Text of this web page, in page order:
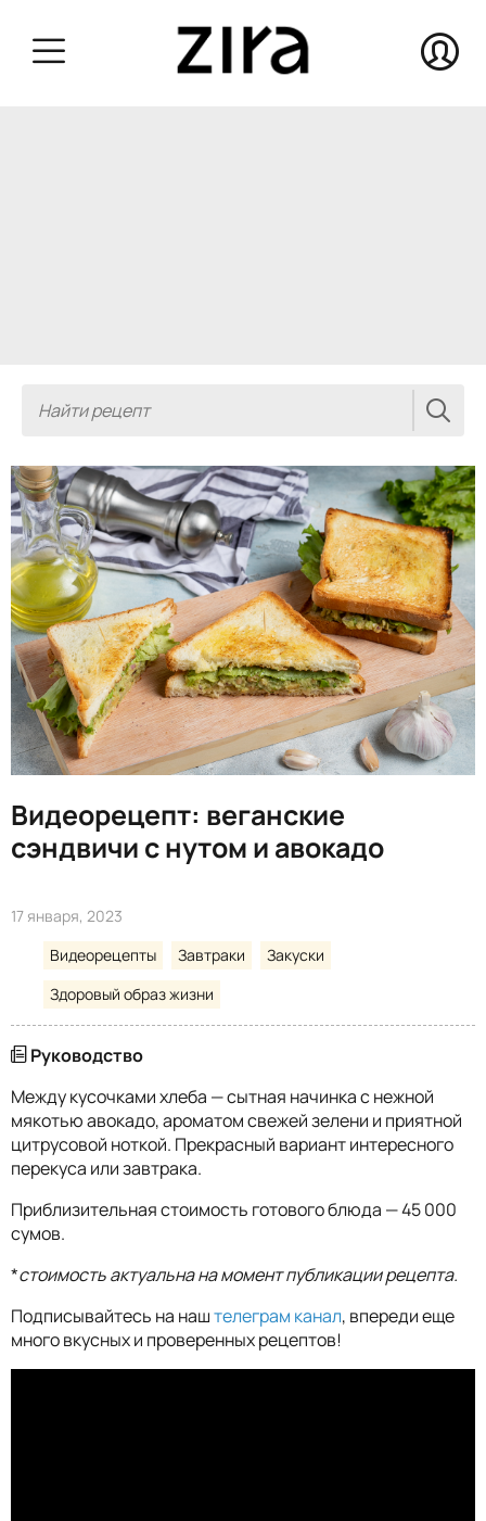
Видеорецепт: веганские
сэндвичи с нутом и авокадо
17 января, 2023
Видеорецепты
Завтраки
Закуски
Здоровый образ жизни
Руководство
Между кусочками хлеба — сытная начинка с нежной
мякотью авокадо, ароматом свежей зелени и приятной
цитрусовой ноткой. Прекрасный вариант интересного
перекуса или завтрака.
Приблизительная стоимость готового блюда — 45 000
сумов.
*стоимость актуальна на момент публикации рецепта.
Подписывайтесь на наштелеграм канал, впереди еще
много вкусных и проверенных рецептов!